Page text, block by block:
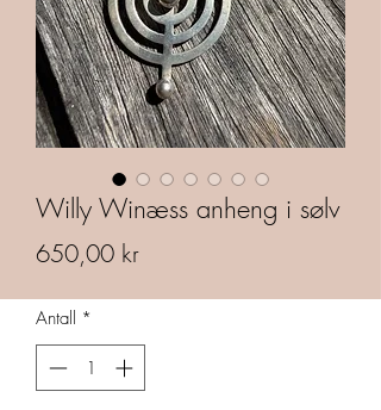
Willy Winæss anheng i sølv
650,00 krPris
Antall *